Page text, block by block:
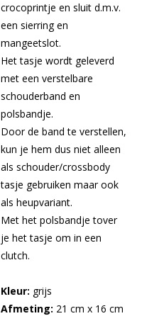
crocoprintje en sluit d.m.v.
een sierring en
mangeetslot.
Het tasje wordt geleverd
met een verstelbare
schouderband en
polsbandje.
Door de band te verstellen,
kun je hem dus niet alleen
als schouder/crossbody
tasje gebruiken maar ook
als heupvariant.
Met het polsbandje tover
je het tasje om in een
clutch.
Kleur: grijs
Afmeting: 21 cm x 16 cm